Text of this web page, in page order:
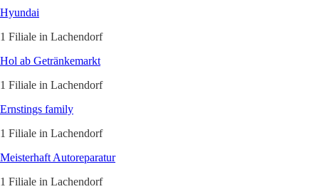
Hyundai
1 Filiale in Lachendorf
Hol ab Getränkemarkt
1 Filiale in Lachendorf
Ernstings family
1 Filiale in Lachendorf
Meisterhaft Autoreparatur
1 Filiale in Lachendorf